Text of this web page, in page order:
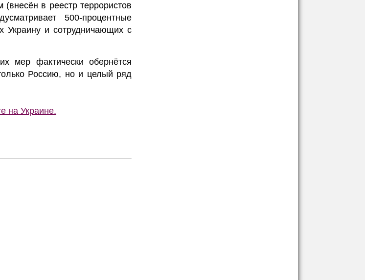
в реестр террористов
500-процентные
и сотрудничающих с
мер фактически обернётся
Россию, но и целый ряд
на Украине.